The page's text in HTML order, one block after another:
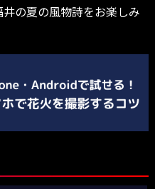
の夏の風物詩をお楽しみ